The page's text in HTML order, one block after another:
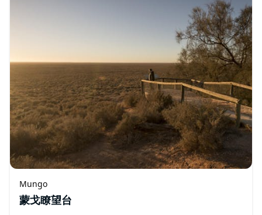
Mungo
蒙戈瞭望台